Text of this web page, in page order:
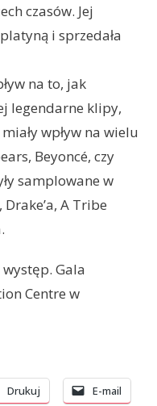
czasów. Jej
i sprzedała
na to, jak
legendarne klipy,
wpływ na wielu
Beyoncé, czy
samplowane w
A Tribe
Gala
Centre w
Drukuj E-mail